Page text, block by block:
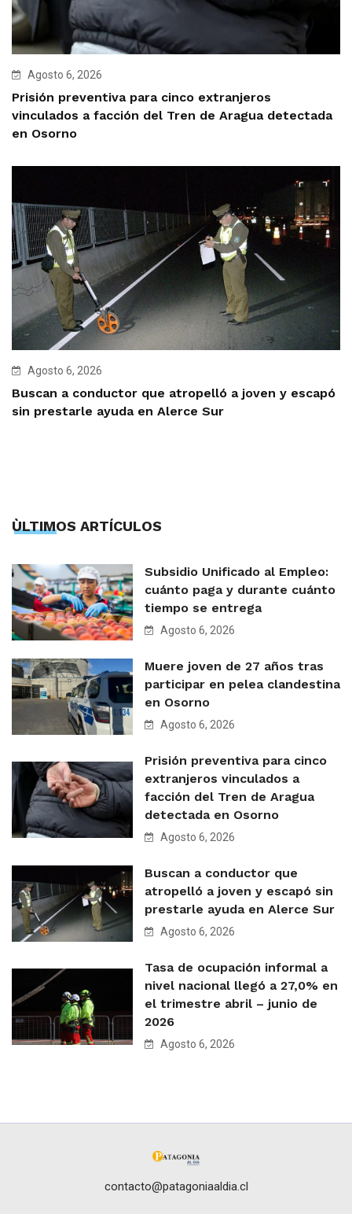
Agosto 6, 2026
Prisión preventiva para cinco extranjeros
vinculados a facción del Tren de Aragua detectada
en Osorno
Agosto 6, 2026
Buscan a conductor que atropelló a joven y escapó
sin prestarle ayuda en Alerce Sur
ÙLTIMOS ARTÍCULOS
Subsidio Unificado al Empleo:
cuánto paga y durante cuánto
tiempo se entrega
Agosto 6, 2026
Muere joven de 27 años tras
participar en pelea clandestina
en Osorno
Agosto 6, 2026
Prisión preventiva para cinco
extranjeros vinculados a
facción del Tren de Aragua
detectada en Osorno
Agosto 6, 2026
Buscan a conductor que
atropelló a joven y escapó sin
prestarle ayuda en Alerce Sur
Agosto 6, 2026
Tasa de ocupación informal a
nivel nacional llegó a 27,0% en
el trimestre abril – junio de
2026
Agosto 6, 2026
contacto@patagoniaaldia.cl